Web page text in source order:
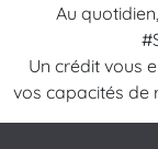
Au
Un crédit vous
vos capacités de